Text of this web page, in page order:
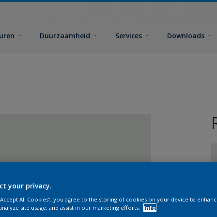
Duurzaamheid Services Downloads
your privacy.
All Cookies”, you agree to the storing of cookies on your device to
site usage, and assist in our marketing efforts.
Info